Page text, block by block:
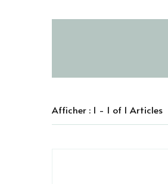
Afficher : 1 - 1 of 1 Articles